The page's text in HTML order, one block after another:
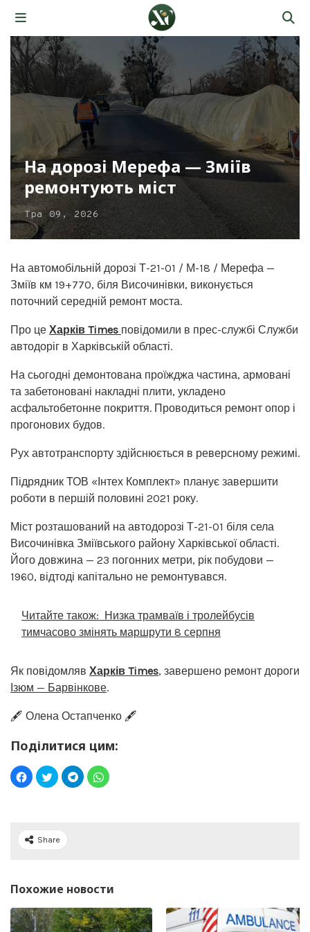
На дорозі Мерефа — Зміїв
ремонтують міст
Тра 09, 2026
На автомобільній дорозі Т-21-01 / М-18 / Мерефа —
Зміїв км 19+770, біля Височинівки, виконується
поточний середній ремонт моста.
Про це Харків Times повідомили в прес-службі Служби
автодоріг в Харківській області.
На сьогодні демонтована проїжджа частина, армовані
та забетоновані накладні плити, укладено
асфальтобетонне покриття. Проводиться ремонт опор і
прогонових будов.
Рух автотранспорту здійснюється в реверсному режимі.
Підрядник ТОВ «Інтех Комплект» планує завершити
роботи в першій половині 2021 року.
Міст розташований на автодорозі Т-21-01 біля села
Височинівка Зміївського району Харківської області.
Його довжина — 23 погонних метри, рік побудови —
1960, відтоді капітально не ремонтувався.
Читайте також: Низка трамваїв і тролейбусів
тимчасово змінять маршрути 8 серпня
Як повідомляв Харків Times, завершено ремонт дороги
Ізюм — Барвінкове.
🖋️ Олена Остапченко 🖋️
Поділитися цим:
Share
Похожие новости